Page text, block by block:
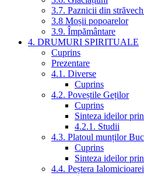
3.7. Paznicii din
3.8 Moșii popoarelor
3.9. Împământare
4. DRUMURI SPIRITUALE
Cuprins
Prezentare
4.1. Diverse
Cuprins
4.2. Poveștile Geților
Cuprins
Sinteza ideilor
4.2.1. Studii
4.3. Platoul munților
Cuprins
Sinteza ideilor
4.4. Peștera Ialomicioarei